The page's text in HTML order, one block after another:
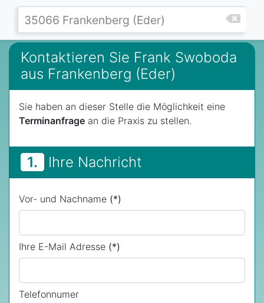
Kontaktieren Sie Frank Swoboda
aus Frankenberg (Eder)
Sie haben an dieser Stelle die Möglichkeit eine
Terminanfrage an die Praxis zu stellen.
1. Ihre Nachricht
Vor- und Nachname (*)
Ihre E-Mail Adresse (*)
Telefonnumer